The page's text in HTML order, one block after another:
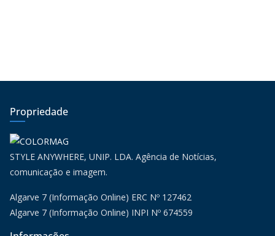
Propriedade
STYLE ANYWHERE, UNIP. LDA. Agência de Notícias,
comunicação e imagem.
Algarve 7 (Informação Online) ERC Nº 127462
Algarve 7 (Informação Online) INPI Nº 674559